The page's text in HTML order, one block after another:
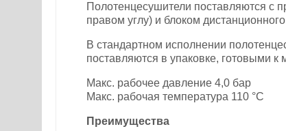
Полотенцесушители поставляются с
правом углу) и блоком
В стандартном исполнении
поставляются в упаковке, готовыми
Макс. рабочее давление 4,0 бар
Макс. рабочая температура 110 °C
Преимущества